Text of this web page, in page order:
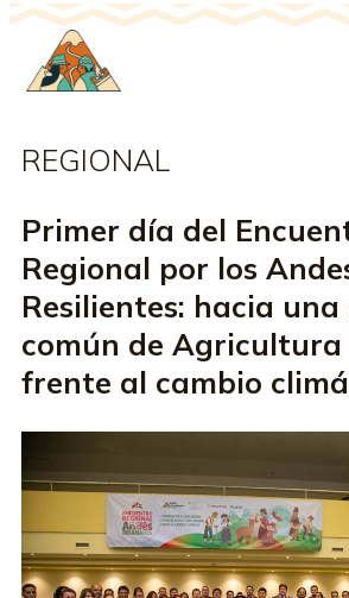
REGIONAL
Primer día del
Regional por los
Resilientes: hacia
común de
frente al cambio